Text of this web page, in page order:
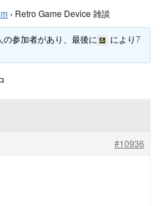
› Retro Game Device 雑談
参加者があり、最後に により7
#10936